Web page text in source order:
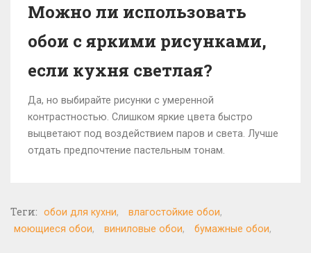
Можно ли использовать
обои с яркими рисунками,
если кухня светлая?
Да, но выбирайте рисунки с умеренной
контрастностью. Слишком яркие цвета быстро
выцветают под воздействием паров и света. Лучше
отдать предпочтение пастельным тонам.
Теги: обои для кухни
влагостойкие обои
моющиеся обои
виниловые обои бумажные обои